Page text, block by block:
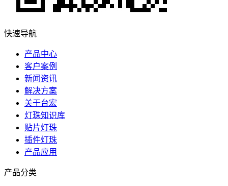
快速导航
产品中心
客户案例
新闻资讯
解决方案
关于台宏
灯珠知识库
贴片灯珠
插件灯珠
产品应用
产品分类